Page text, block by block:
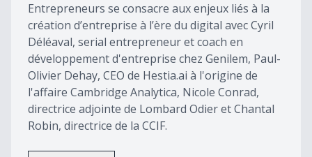
Entrepreneurs se consacre aux enjeux liés à la
création d’entreprise à l’ère du digital avec Cyril
Déléaval, serial entrepreneur et coach en
développement d'entreprise chez Genilem, Paul-
Olivier Dehay, CEO de Hestia.ai à l'origine de
l'affaire Cambridge Analytica, Nicole Conrad,
directrice adjointe de Lombard Odier et Chantal
Robin, directrice de la CCIF.